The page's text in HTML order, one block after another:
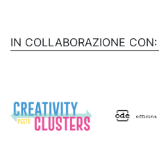
IN COLLABORAZIONE CON: